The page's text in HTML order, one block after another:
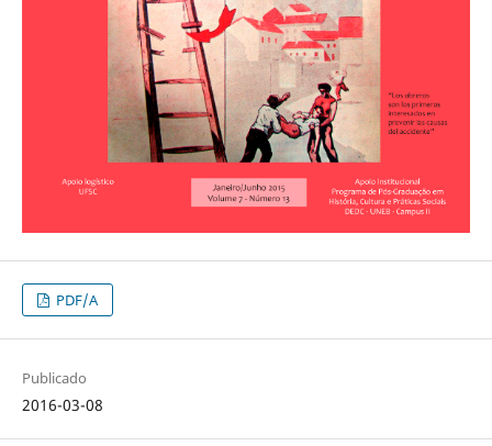
PDF/A
Publicado
2016-03-08